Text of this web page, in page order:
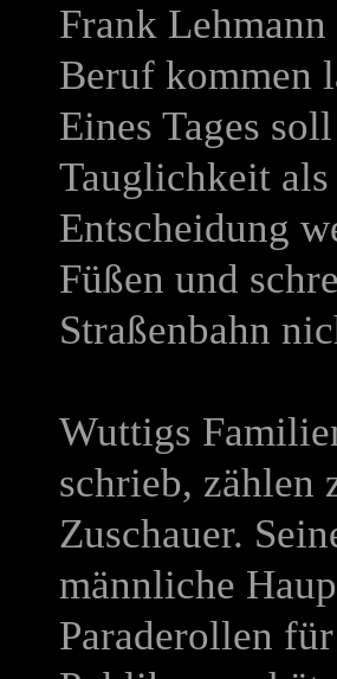
Frank Lehmann
Beruf kommen
Eines Tages
Tauglichkeit als
Entscheidung
Füßen und
Straßenbahn
Wuttigs
schrieb, zählen
Zuschauer.
männliche
Paraderollen